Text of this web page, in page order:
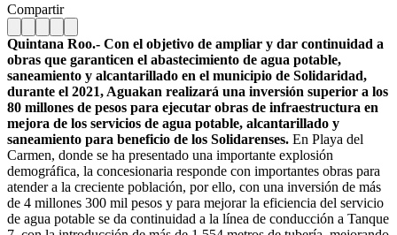
Compartir
Quintana Roo.- Con el objetivo de ampliar y dar continuidad a
obras que garanticen el abastecimiento de agua potable,
saneamiento y alcantarillado en el municipio de Solidaridad,
durante el 2021, Aguakan realizará una inversión superior a los
80 millones de pesos para ejecutar obras de infraestructura en
mejora de los servicios de agua potable, alcantarillado y
saneamiento para beneficio de los Solidarenses. En Playa del
Carmen, donde se ha presentado una importante explosión
demográfica, la concesionaria responde con importantes obras para
atender a la creciente población, por ello, con una inversión de más
de 4 millones 300 mil pesos y para mejorar la eficiencia del servicio
de agua potable se da continuidad a la línea de conducción a Tanque